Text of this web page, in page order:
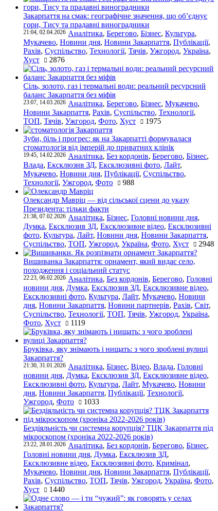
Закарпаття на смак: географічне значення, що об’єднує
гори, Тису та прадавні виноградники
21:04, 02.04.2026 Аналітика, Берегово, Бізнес, Культура,
Мукачево, Новини дня, Новини Закарпаття, Публікації,
Рахів, Суспільство, Технології, Тячів, Ужгород, Україна,
Хуст
2876
Сіль, золото, газ і термальні води: реальний ресурсний
баланс Закарпаття без міфів
23:07, 14.03.2026 Аналітика, Берегово, Бізнес, Мукачево,
Новини Закарпаття, Рахів, Суспільство, Технології,
ТОП, Тячів, Ужгород, Фото, Хуст 1975
Зуби, біль і прогрес: як на Закарпатті формувалася
стоматологія від імперій до приватних клінік
19:45, 14.02.2026 Аналітика, Без кордонів, Берегово, Бізнес,
Влада, Ексклюзив ЗД, Ексклюзивні фото, Лайт,
Мукачево, Новини дня, Публікації, Суспільство,
Технології, Ужгород, Фото 988
Олександр Мавріц — від сільської сцени до указу
Президента: тільки факти
21:38, 07.02.2026 Аналітика, Бізнес, Головні новини дня,
Думка, Ексклюзив ЗД, Ексклюзивне відео, Ексклюзивні
фото, Культура, Лайт, Новини дня, Новини Закарпаття,
Суспільство, ТОП, Ужгород, Україна, Фото, Хуст 2948
Вишиванка Закарпаття: орнамент, який видає село,
походження і соціальний статус
22:23, 06.02.2026 Аналітика, Без кордонів, Берегово, Головні
новини дня, Думка, Ексклюзив ЗД, Ексклюзивне відео,
Ексклюзивні фото, Культура, Лайт, Мукачево, Новини
дня, Новини Закарпаття, Новини партнерів, Рахів, Світ,
Суспільство, Технології, ТОП, Тячів, Ужгород, Україна,
Фото, Хуст 1119
Бруківка, яку знімають і нищать: з чого зроблені вулиці
Закарпаття?
21:30, 31.01.2026 Аналітика, Бізнес, Відео, Влада, Головні
новини дня, Думка, Ексклюзив ЗД, Ексклюзивне відео,
Ексклюзивні фото, Культура, Лайт, Мукачево, Новини
дня, Новини Закарпаття, Публікації, Технології,
Ужгород, Фото 1033
Бездіяльність чи системна корупція? ТЦК Закарпаття під
мікроскопом (хроніка 2022-2026 років)
23:22, 28.01.2026 Аналітика, Без кордонів, Берегово, Бізнес,
Головні новини дня, Думка, Ексклюзив ЗД,
Ексклюзивне відео, Ексклюзивні фото, Кримінал,
Мукачево, Новини дня, Новини Закарпаття, Публікації,
Рахів, Суспільство, ТОП, Тячів, Ужгород, Україна, Фото,
Хуст
1440